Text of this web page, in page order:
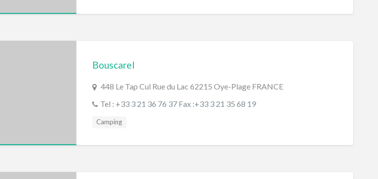
Bouscarel
448 Le Tap Cul Rue du Lac 62215 Oye-Plage FRANCE
Tel : +33 3 21 36 76 37 Fax :+33 3 21 35 68 19
Camping